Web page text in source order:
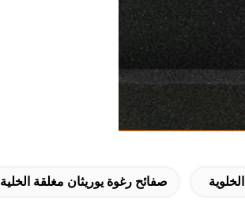
صفائح رغوة يوريثان مغلقة الخلية